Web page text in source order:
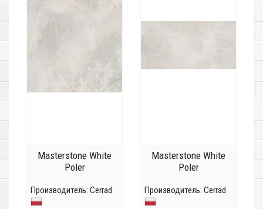
Masterstone White
Poler
Производитель: Cerrad
Masterstone White
Poler
Производитель: Cerrad